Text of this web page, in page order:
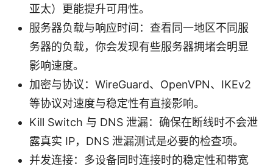
亚太）更能提升可用性。
服务器负载与响应时间：查看同一地区不同服
务器的负载，你会发现有些服务器拥堵会明显
影响速度。
加密与协议：WireGuard、OpenVPN、IKEv2
等协议对速度与稳定性有直接影响。
Kill Switch 与 DNS 泄漏：确保在断线时不会泄
露真实 IP，DNS 泄漏测试是必要的检查项。
并发连接：多设备同时连接时的稳定性和带宽